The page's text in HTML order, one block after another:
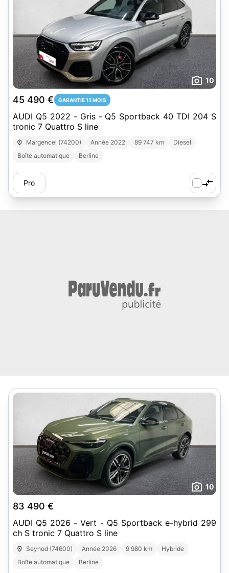
10
45 490 € GARANTIE 12 MOIS
AUDI Q5 2022 - Gris - Q5 Sportback 40 TDI 204 S
tronic 7 Quattro S line
Margencel (74200) Année 2022 89 747 km
Diesel
Boîte automatique
Berline
Pro
10
83 490 €
AUDI Q5 2026 - Vert - Q5 Sportback e-hybrid 299
ch S tronic 7 Quattro S line
Seynod (74600) Année 2026 9 980 km
Hybride
Boîte automatique
Berline